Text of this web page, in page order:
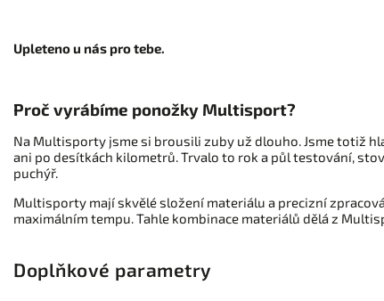
Upleteno u nás pro tebe.
Proč vyrábíme ponožky Multisport?
Na Multisporty jsme si brousili zuby už dlouho. Jsme totiž
ani po desítkách kilometrů. Trvalo to rok a půl testování,
puchýř.
Multisporty mají skvělé složení materiálu a precizní
maximálním tempu. Tahle kombinace materiálů dělá z
Doplňkové parametry